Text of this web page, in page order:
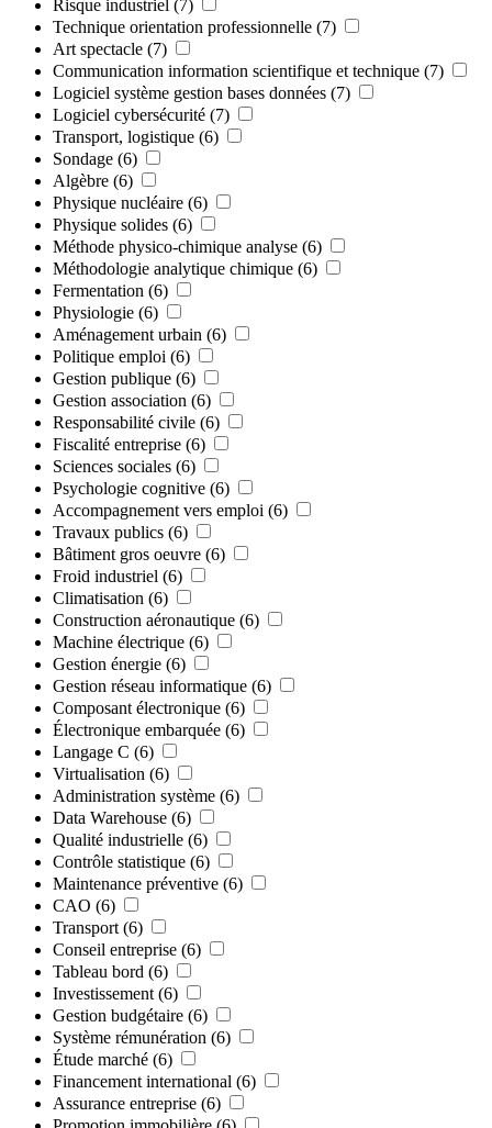
Risque industriel (7)
Technique orientation professionnelle (7)
Art spectacle (7)
Communication information scientifique et technique (7)
Logiciel système gestion bases données (7)
Logiciel cybersécurité (7)
Transport, logistique (6)
Sondage (6)
Algèbre (6)
Physique nucléaire (6)
Physique solides (6)
Méthode physico-chimique analyse (6)
Méthodologie analytique chimique (6)
Fermentation (6)
Physiologie (6)
Aménagement urbain (6)
Politique emploi (6)
Gestion publique (6)
Gestion association (6)
Responsabilité civile (6)
Fiscalité entreprise (6)
Sciences sociales (6)
Psychologie cognitive (6)
Accompagnement vers emploi (6)
Travaux publics (6)
Bâtiment gros oeuvre (6)
Froid industriel (6)
Climatisation (6)
Construction aéronautique (6)
Machine électrique (6)
Gestion énergie (6)
Gestion réseau informatique (6)
Composant électronique (6)
Électronique embarquée (6)
Langage C (6)
Virtualisation (6)
Administration système (6)
Data Warehouse (6)
Qualité industrielle (6)
Contrôle statistique (6)
Maintenance préventive (6)
CAO (6)
Transport (6)
Conseil entreprise (6)
Tableau bord (6)
Investissement (6)
Gestion budgétaire (6)
Système rémunération (6)
Étude marché (6)
Financement international (6)
Assurance entreprise (6)